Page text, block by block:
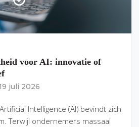
voor AI: innovatie of
juli 2026
Intelligence (AI) bevindt zich
Terwijl ondernemers massaal